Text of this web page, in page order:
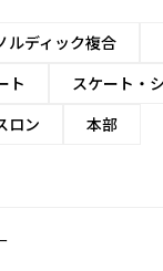
ルディック複合
ト スケート・
ロン 本部